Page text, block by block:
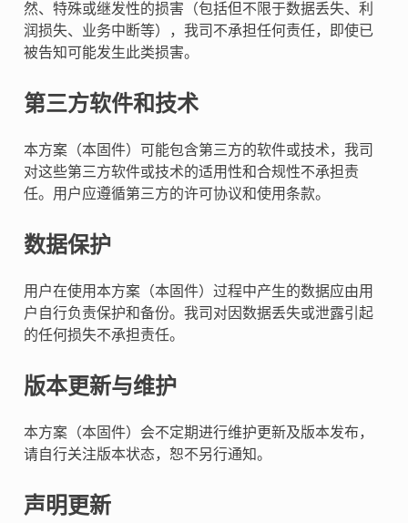
然、特殊或继发性的损害（包括但不限于数据丢失、利
润损失、业务中断等），我司不承担任何责任，即使已
被告知可能发生此类损害。
第三方软件和技术
本方案（本固件）可能包含第三方的软件或技术，我司
对这些第三方软件或技术的适用性和合规性不承担责
任。用户应遵循第三方的许可协议和使用条款。
数据保护
用户在使用本方案（本固件）过程中产生的数据应由用
户自行负责保护和备份。我司对因数据丢失或泄露引起
的任何损失不承担责任。
版本更新与维护
本方案（本固件）会不定期进行维护更新及版本发布，
请自行关注版本状态，恕不另行通知。
声明更新